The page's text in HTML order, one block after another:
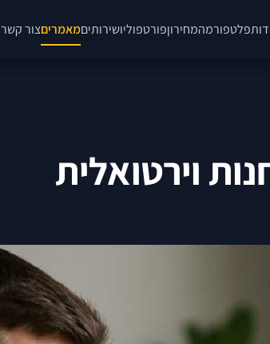
פלטפורמהמחירוןפורטפוליושירותיםמאמריםצור קשר
וירטואלית